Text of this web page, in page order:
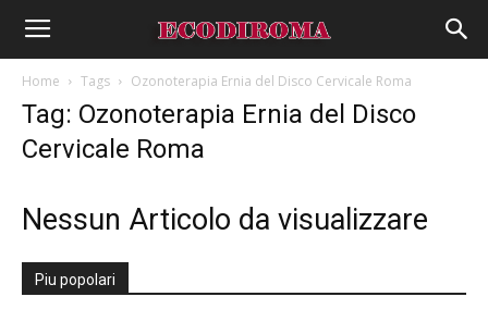
Home Tags Ozonoterapia Ernia del Disco Cervicale Roma
Tag: Ozonoterapia Ernia del Disco
Cervicale Roma
Nessun Articolo da visualizzare
Piu popolari